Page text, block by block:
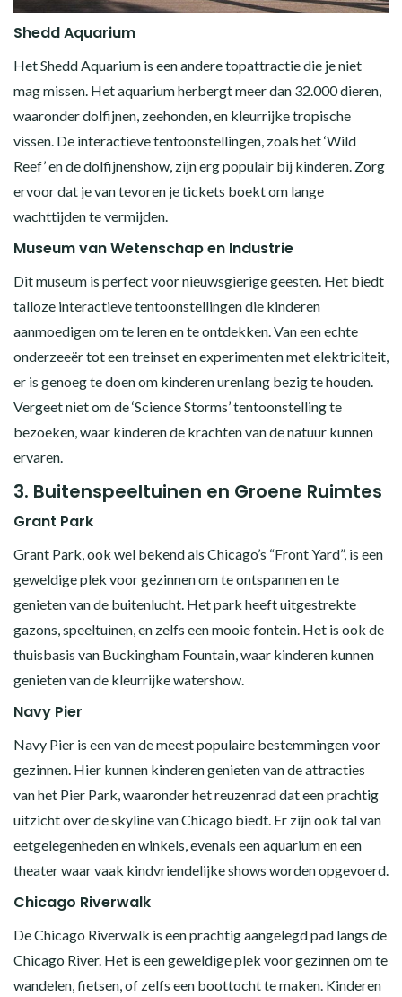
Shedd Aquarium
Het Shedd Aquarium is een andere topattractie die je niet
mag missen. Het aquarium herbergt meer dan 32.000 dieren,
waaronder dolfijnen, zeehonden, en kleurrijke tropische
vissen. De interactieve tentoonstellingen, zoals het ‘Wild
Reef’ en de dolfijnenshow, zijn erg populair bij kinderen. Zorg
ervoor dat je van tevoren je tickets boekt om lange
wachttijden te vermijden.
Museum van Wetenschap en Industrie
Dit museum is perfect voor nieuwsgierige geesten. Het biedt
talloze interactieve tentoonstellingen die kinderen
aanmoedigen om te leren en te ontdekken. Van een echte
onderzeeër tot een treinset en experimenten met elektriciteit,
er is genoeg te doen om kinderen urenlang bezig te houden.
Vergeet niet om de ‘Science Storms’ tentoonstelling te
bezoeken, waar kinderen de krachten van de natuur kunnen
ervaren.
3. Buitenspeeltuinen en Groene Ruimtes
Grant Park
Grant Park, ook wel bekend als Chicago’s “Front Yard”, is een
geweldige plek voor gezinnen om te ontspannen en te
genieten van de buitenlucht. Het park heeft uitgestrekte
gazons, speeltuinen, en zelfs een mooie fontein. Het is ook de
thuisbasis van Buckingham Fountain, waar kinderen kunnen
genieten van de kleurrijke watershow.
Navy Pier
Navy Pier is een van de meest populaire bestemmingen voor
gezinnen. Hier kunnen kinderen genieten van de attracties
van het Pier Park, waaronder het reuzenrad dat een prachtig
uitzicht over de skyline van Chicago biedt. Er zijn ook tal van
eetgelegenheden en winkels, evenals een aquarium en een
theater waar vaak kindvriendelijke shows worden opgevoerd.
Chicago Riverwalk
De Chicago Riverwalk is een prachtig aangelegd pad langs de
Chicago River. Het is een geweldige plek voor gezinnen om te
wandelen, fietsen, of zelfs een boottocht te maken. Kinderen